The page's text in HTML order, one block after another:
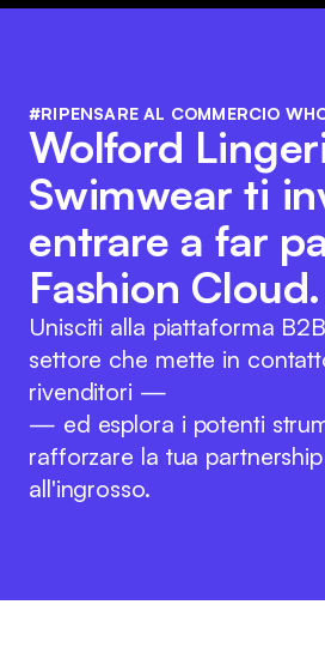
#RIPENSARE AL COMMERCIO
Wolford
Swimwear ti
entrare a far
Fashion Cloud.
Unisciti alla piattaforma
settore che mette in
rivenditori —
— ed esplora i potenti
rafforzare la tua
all'ingrosso.